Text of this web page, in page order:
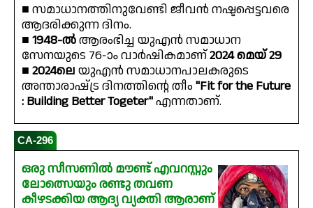
■ സമാധാനത്തിനുവേണ്ടി ജീവൻ നഷ്ടപ്പെട്ടവരെ
ആദരിക്കുന്ന ദിനം.
■ 1948-ൽആരംഭിച്ച യുഎൻ സമാധാന
സേനയുടെ 76-ാം വാർഷികമാണ്2024 മെയ് 29
■ 2024ലെ യുഎൻ സമാധാനപാലകരുടെ
അന്താരാഷ്‌ട്ര ദിനത്തിൻ്റെ തീം "Fit for the Future
: Building Better Togeter"എന്നതാണ്.
CA-296
ഒരു സീസണിൽ മൗണ്ട് എവറസ്റ്റും
ലോത്സെയും രണ്ടു തവണ
കീഴടക്കിയ ആദ്യ വ്യക്തി ആരാണ്